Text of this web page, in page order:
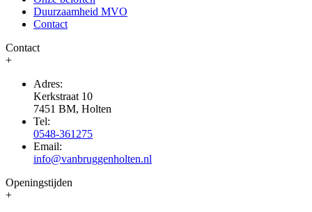
Duurzaamheid MVO
Contact
Contact
+
Adres:
Kerkstraat 10
7451 BM, Holten
Tel:
0548-361275
Email:
info@vanbruggenholten.nl
Openingstijden
+